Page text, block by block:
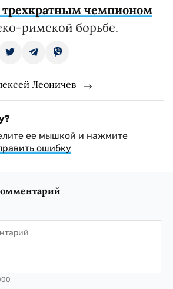
трехкратным чемпионом
римской борьбе.
Леоничев
ее мышкой и нажмите
ошибку